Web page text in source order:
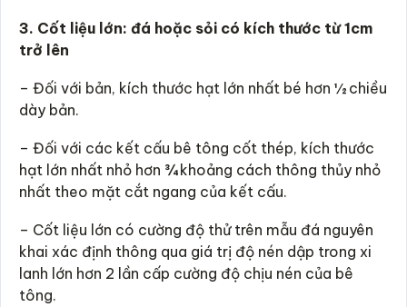
3. Cốt liệu lớn: đá hoặc sỏi có kích thước từ 1cm
trở lên
– Đối với bản, kích thước hạt lớn nhất bé hơn ½ chiều
dày bản.
– Đối với các kết cấu bê tông cốt thép, kích thước
hạt lớn nhất nhỏ hơn ¾ khoảng cách thông thủy nhỏ
nhất theo mặt cắt ngang của kết cấu.
– Cốt liệu lớn có cường độ thử trên mẫu đá nguyên
khai xác định thông qua giá trị độ nén dập trong xi
lanh lớn hơn 2 lần cấp cường độ chịu nén của bê
tông.